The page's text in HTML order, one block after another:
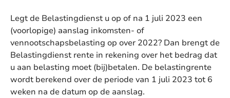
Legt de Belastingdienst u op of na 1 juli 2023 een
(voorlopige) aanslag inkomsten- of
vennootschapsbelasting op over 2022? Dan brengt de
Belastingdienst rente in rekening over het bedrag dat
u aan belasting moet (bij)betalen. De belastingrente
wordt berekend over de periode van 1 juli 2023 tot 6
weken na de datum op de aanslag.